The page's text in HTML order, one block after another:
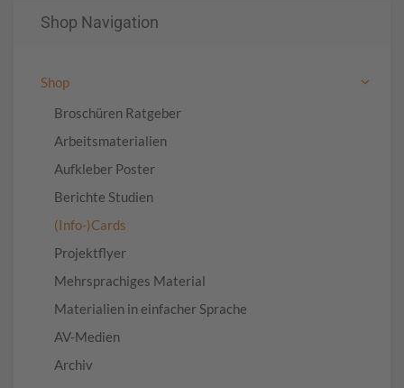
Shop Navigation
Shop
Broschüren Ratgeber
Arbeitsmaterialien
Aufkleber Poster
Berichte Studien
(Info-)Cards
Projektflyer
Mehrsprachiges Material
Materialien in einfacher Sprache
AV-Medien
Archiv